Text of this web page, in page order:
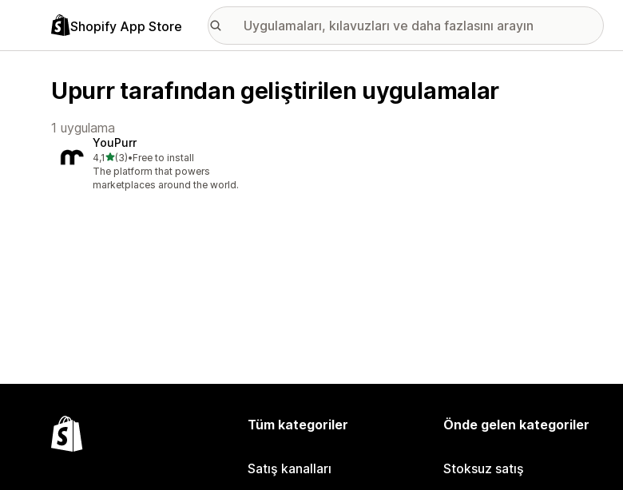
Shopify App Store
Upurr tarafından geliştirilen uygulamalar
1 uygulama
YouPurr
4,15 yıldız üzerinden
(3)
toplam 3 değerlendirme
•Free to install
The platform that powers
marketplaces around the world.
Tüm kategoriler
Satış kanalları
Önde gelen kategoriler
Stoksuz satış